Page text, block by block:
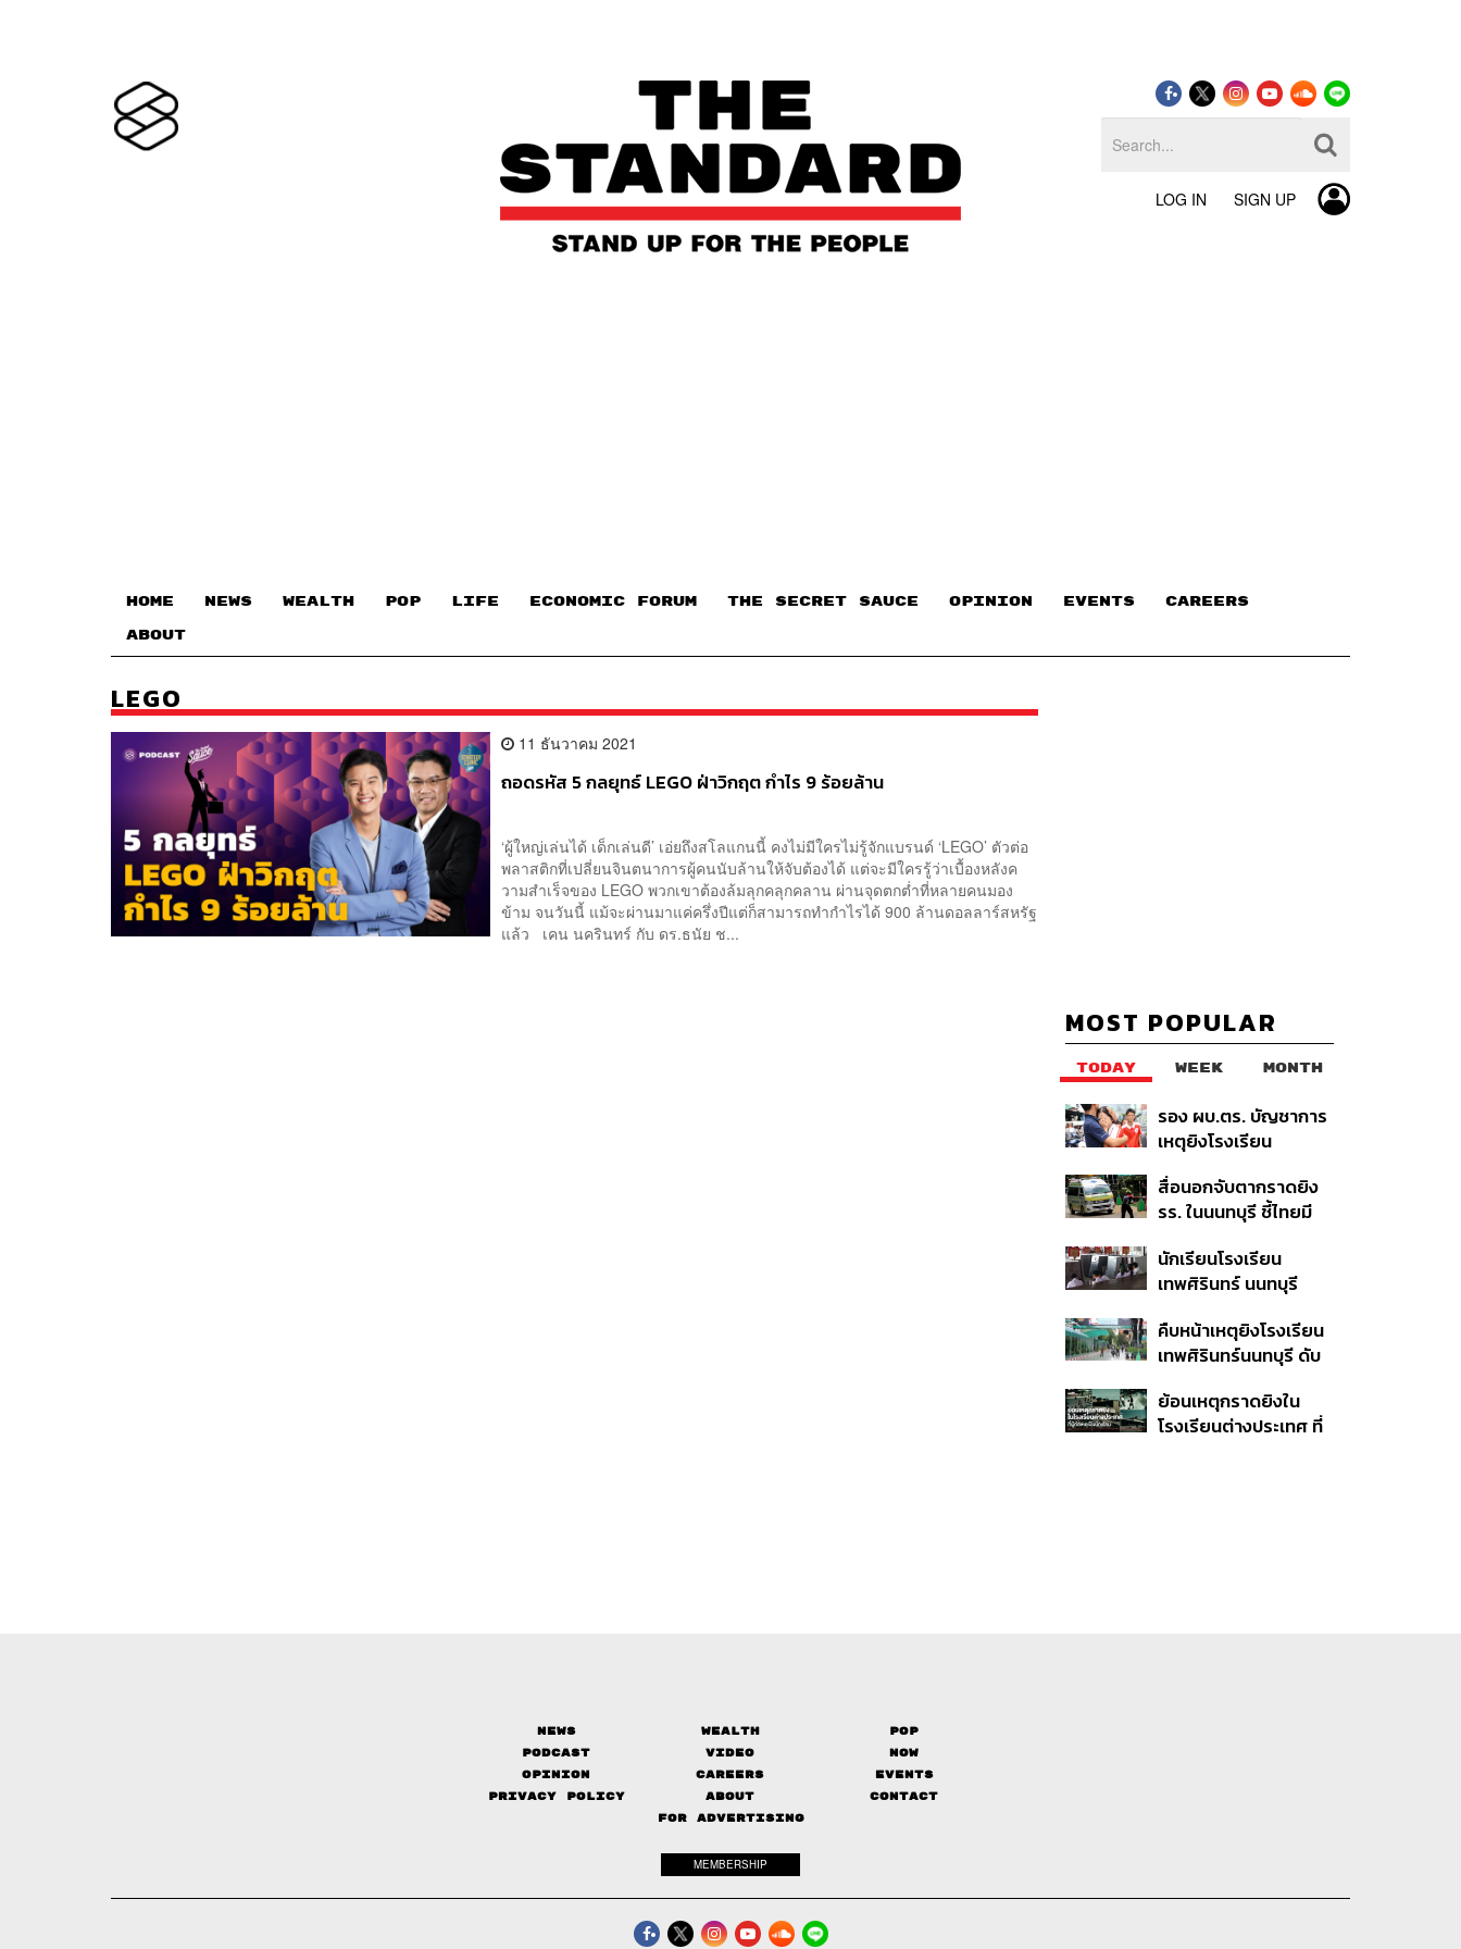
LOG IN SIGN UP
HOME NEWS WEALTH POP LIFE ECONOMIC FORUM THE SECRET SAUCE​ OPINION EVENTS CAREERS
ABOUT
LEGO
11 ธันวาคม 2021
ถอดรหัส 5 กลยุทธ์ LEGO ฝ่าวิกฤต กำไร 9 ร้อยล้าน
‘ผู้ใหญ่เล่นได้ เด็กเล่นดี’ เอ่ยถึงสโลแกนนี้ คงไม่มีใครไม่รู้จักแบรนด์ ‘LEGO’ ตัวต่อ
พลาสติกที่เปลี่ยนจินตนาการผู้คนนับล้านให้จับต้องได้ แต่จะมีใครรู้ว่าเบื้องหลังค
วามสำเร็จของ LEGO พวกเขาต้องล้มลุกคลุกคลาน ผ่านจุดตกต่ำที่หลายคนมอง
ข้าม จนวันนี้ แม้จะผ่านมาแค่ครึ่งปีแต่ก็สามารถทำกำไรได้ 900 ล้านดอลลาร์สหรัฐ
แล้ว เคน นครินทร์ กับ ดร.ธนัย ช...
MOST POPULAR
TODAY WEEK MONTH
รอง ผบ.ตร. บัญชาการ
เหตุยิงโรงเรียน
ค้นหา 2 รอบยืนยันไร้คน
ติดค้าง พบศพปู่-ย่าที่
สื่อนอกจับตากราดยิง
รร. ในนนทบุรี ชี้ไทยมี
ในระดับต้นของภูมิภาค
นักเรียนโรงเรียน
เทพศิรินทร์ นนทบุรี
ปลอดภัยชั่วคราว หลัง
เหตุใช้อาวุธปืนภายใน
คืบหน้าเหตุยิงโรงเรียน
เทพศิรินทร์นนทบุรี ดับ
สอบปมขโมยปืนปู่ก่อ
เหตุ
ย้อนเหตุกราดยิงใน
โรงเรียนต่างประเทศ ที่
News Wealth
Pop
Podcast
Video
Now
Opinion
Careers
Events
Privacy Policy
About
Contact
FOR ADVERTISING
MEMBERSHIP